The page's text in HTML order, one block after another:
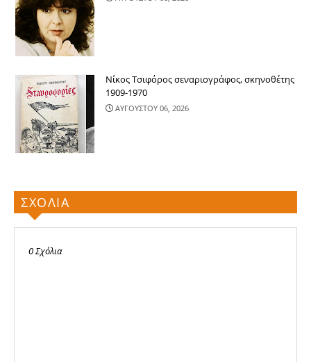
Νίκος Τσιφόρος σεναριογράφος, σκηνοθέτης
1909-1970
ΑΥΓΟΥΣΤΟΥ 06, 2026
ΣΧΟΛΙΑ
0 Σχόλια